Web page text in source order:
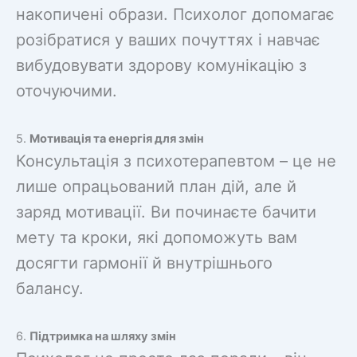
накопичені образи. Психолог допомагає
розібратися у ваших почуттях і навчає
вибудовувати здорову комунікацію з
оточуючими.
5. Мотивація та енергія для змін
Консультація з психотерапевтом – це не
лише опрацьований план дій, але й
заряд мотивації. Ви починаєте бачити
мету та кроки, які допоможуть вам
досягти гармонії й внутрішнього
балансу.
6. Підтримка на шляху змін